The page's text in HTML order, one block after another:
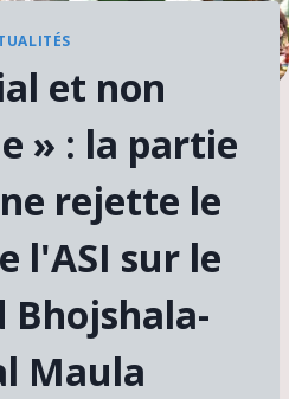
et non
» : la partie
rejette le
l'ASI sur le
Maula